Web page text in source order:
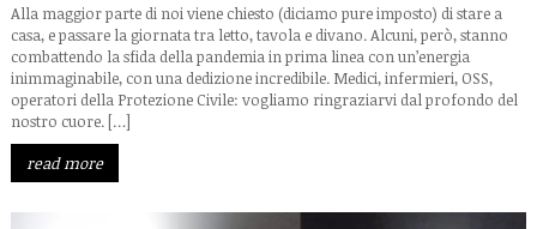
Alla maggior parte di noi viene chiesto (diciamo pure imposto) di stare a
casa, e passare la giornata tra letto, tavola e divano. Alcuni, però, stanno
combattendo la sfida della pandemia in prima linea con un’energia
inimmaginabile, con una dedizione incredibile. Medici, infermieri, OSS,
operatori della Protezione Civile: vogliamo ringraziarvi dal profondo del
nostro cuore. […]
read more